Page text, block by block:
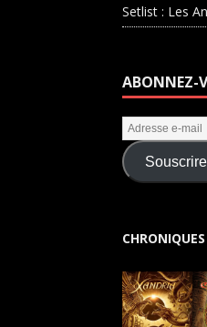
Setlist : Les
ABONNEZ-
Souscrire